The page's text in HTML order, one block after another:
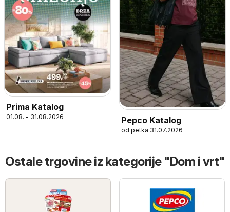
Prima Katalog
01.08. - 31.08.2026 Pepco Katalog
od petka 31.07.2026
Ostale trgovine iz kategorije "Dom i vrt"